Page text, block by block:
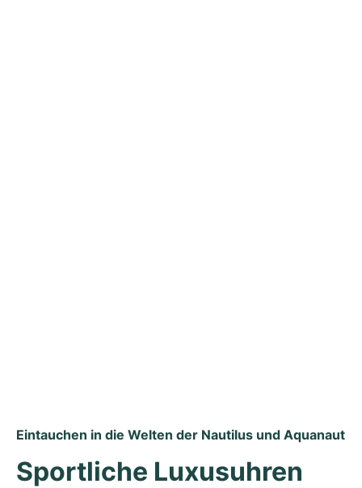
Eintauchen in die Welten der Nautilus und Aquanaut
Sportliche Luxusuhren